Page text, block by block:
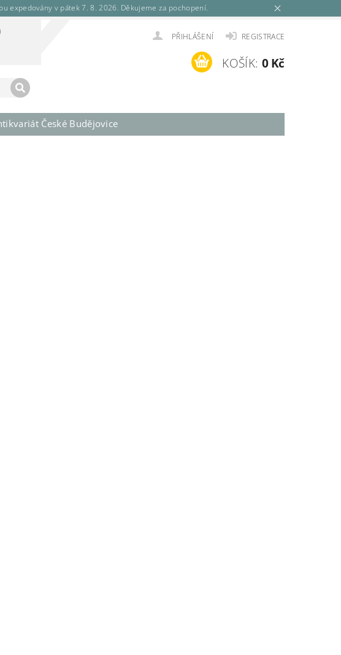
expedovány v pátek 7. 8. 2026. Děkujeme za pochopení.
PŘIHLÁŠENÍ REGISTRACE
KOŠÍK: 0 Kč
České Budějovice